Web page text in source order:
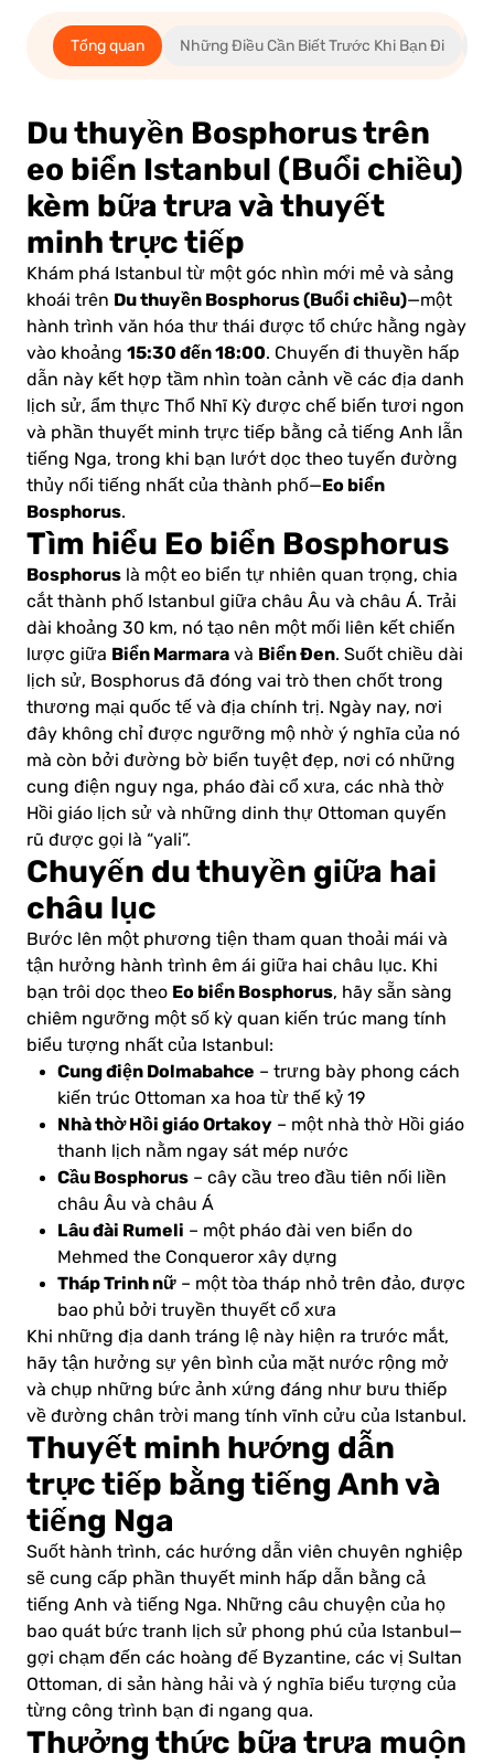
Tổng quan Những Điều Cần Biết Trước Khi Bạn Đi
Du thuyền Bosphorus trên
eo biển Istanbul (Buổi chiều)
kèm bữa trưa và thuyết
minh trực tiếp
Khám phá Istanbul từ một góc nhìn mới mẻ và sảng
khoái trên Du thuyền Bosphorus (Buổi chiều)—một
hành trình văn hóa thư thái được tổ chức hằng ngày
vào khoảng 15:30 đến 18:00. Chuyến đi thuyền hấp
dẫn này kết hợp tầm nhìn toàn cảnh về các địa danh
lịch sử, ẩm thực Thổ Nhĩ Kỳ được chế biến tươi ngon
và phần thuyết minh trực tiếp bằng cả tiếng Anh lẫn
tiếng Nga, trong khi bạn lướt dọc theo tuyến đường
thủy nổi tiếng nhất của thành phố—Eo biển
Bosphorus.
Tìm hiểu Eo biển Bosphorus
Bosphorus là một eo biển tự nhiên quan trọng, chia
cắt thành phố Istanbul giữa châu Âu và châu Á. Trải
dài khoảng 30 km, nó tạo nên một mối liên kết chiến
lược giữa Biển Marmara và Biển Đen. Suốt chiều dài
lịch sử, Bosphorus đã đóng vai trò then chốt trong
thương mại quốc tế và địa chính trị. Ngày nay, nơi
đây không chỉ được ngưỡng mộ nhờ ý nghĩa của nó
mà còn bởi đường bờ biển tuyệt đẹp, nơi có những
cung điện nguy nga, pháo đài cổ xưa, các nhà thờ
Hồi giáo lịch sử và những dinh thự Ottoman quyến
rũ được gọi là “yali”.
Chuyến du thuyền giữa hai
châu lục
Bước lên một phương tiện tham quan thoải mái và
tận hưởng hành trình êm ái giữa hai châu lục. Khi
bạn trôi dọc theo Eo biển Bosphorus, hãy sẵn sàng
chiêm ngưỡng một số kỳ quan kiến trúc mang tính
biểu tượng nhất của Istanbul:
Cung điện Dolmabahce – trưng bày phong cách
kiến trúc Ottoman xa hoa từ thế kỷ 19
Nhà thờ Hồi giáo Ortakoy – một nhà thờ Hồi giáo
thanh lịch nằm ngay sát mép nước
Cầu Bosphorus – cây cầu treo đầu tiên nối liền
châu Âu và châu Á
Lâu đài Rumeli – một pháo đài ven biển do
Mehmed the Conqueror xây dựng
Tháp Trinh nữ – một tòa tháp nhỏ trên đảo, được
bao phủ bởi truyền thuyết cổ xưa
Khi những địa danh tráng lệ này hiện ra trước mắt,
hãy tận hưởng sự yên bình của mặt nước rộng mở
và chụp những bức ảnh xứng đáng như bưu thiếp
về đường chân trời mang tính vĩnh cửu của Istanbul.
Thuyết minh hướng dẫn
trực tiếp bằng tiếng Anh và
tiếng Nga
Suốt hành trình, các hướng dẫn viên chuyên nghiệp
sẽ cung cấp phần thuyết minh hấp dẫn bằng cả
tiếng Anh và tiếng Nga. Những câu chuyện của họ
bao quát bức tranh lịch sử phong phú của Istanbul—
gợi chạm đến các hoàng đế Byzantine, các vị Sultan
Ottoman, di sản hàng hải và ý nghĩa biểu tượng của
từng công trình bạn đi ngang qua.
Thưởng thức bữa trưa muộn